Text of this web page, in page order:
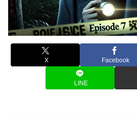
X Facebook
LINE